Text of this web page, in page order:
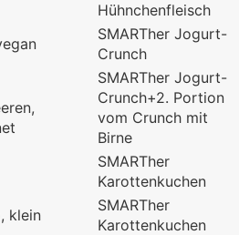
Hühnchenfleisch
SMARTher Jogurt-
Crunch
SMARTher Jogurt-
Crunch+2. Portion
vom Crunch mit
Birne
SMARTher
Karottenkuchen
klein
SMARTher
Karottenkuchen